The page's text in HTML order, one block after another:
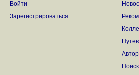
Войти
Зарегистрироваться
Поиск